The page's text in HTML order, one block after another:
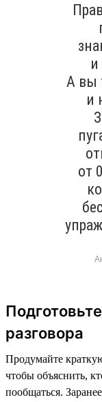
А вы
и
от
разговора
Продумайте
чтобы объяснить,
пообщаться.